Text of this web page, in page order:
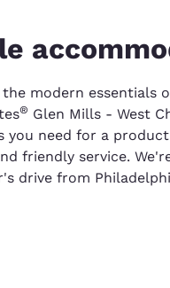
the modern
® Glen Mills - West
you need for a
friendly service.
drive from